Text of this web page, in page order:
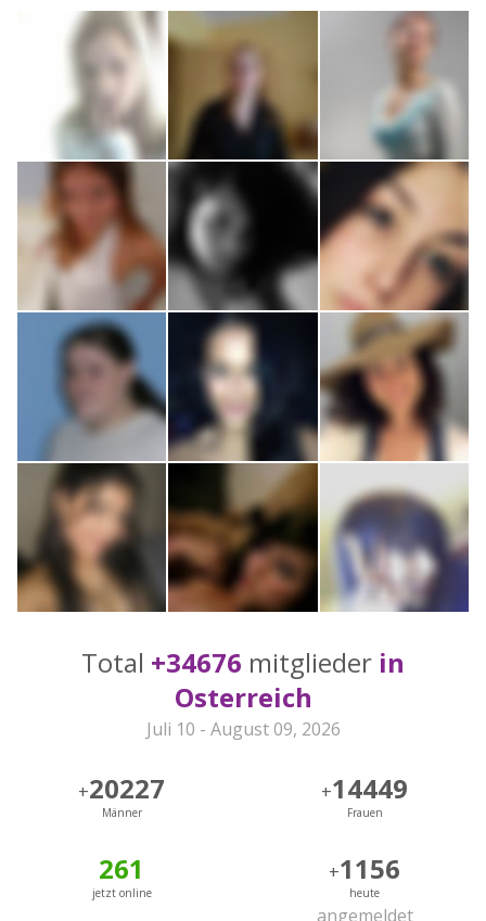
Total +34676 mitglieder in
Osterreich
Juli 10 - August 09, 2026
+20227
Männer
+14449
Frauen
261
jetzt online
+1156
heute
angemeldet